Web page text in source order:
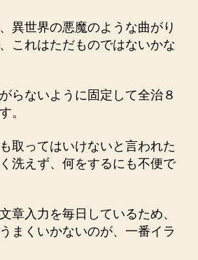
異世界の悪魔のような曲がり
これはただものではないかな
らないように固定して全治８
。
取ってはいけないと言われた
洗えず、何をするにも不便で
章入力を毎日しているため、
まくいかないのが、一番イラ